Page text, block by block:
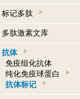
标记多肽
多肽激素文库
抗体
免疫组化抗体
纯化免疫球蛋白
抗体标记